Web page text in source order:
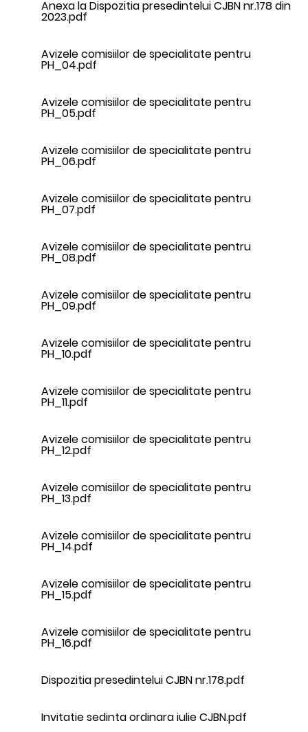
Anexa la Dispozitia presedintelui CJBN nr.178 din
2023.pdf
Avizele comisiilor de specialitate pentru
PH_04.pdf
Avizele comisiilor de specialitate pentru
PH_05.pdf
Avizele comisiilor de specialitate pentru
PH_06.pdf
Avizele comisiilor de specialitate pentru
PH_07.pdf
Avizele comisiilor de specialitate pentru
PH_08.pdf
Avizele comisiilor de specialitate pentru
PH_09.pdf
Avizele comisiilor de specialitate pentru
PH_10.pdf
Avizele comisiilor de specialitate pentru
PH_11.pdf
Avizele comisiilor de specialitate pentru
PH_12.pdf
Avizele comisiilor de specialitate pentru
PH_13.pdf
Avizele comisiilor de specialitate pentru
PH_14.pdf
Avizele comisiilor de specialitate pentru
PH_15.pdf
Avizele comisiilor de specialitate pentru
PH_16.pdf
Dispozitia presedintelui CJBN nr.178.pdf
Invitatie sedinta ordinara iulie CJBN.pdf